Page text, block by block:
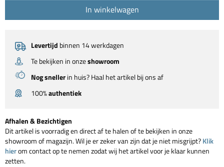
In winkelwagen
Levertijd binnen 14 werkdagen
Te bekijken in onzeshowroom
Nog snellerin huis? Haal het artikel bij ons af
100%authentiek
Afhalen & Bezichtigen
Dit artikel is voorradig en direct af te halen of te bekijken in onze
showroom of magazijn. Wil je er zeker van zijn dat je niet misgrijpt?Klik
hierom contact op te nemen zodat wij het artikel voor je klaar kunnen
zetten.